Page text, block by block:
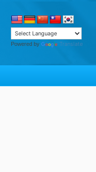
Powered by Translate